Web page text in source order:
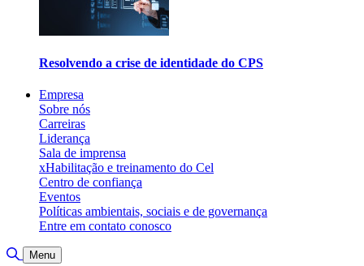
Resolvendo a crise de identidade do CPS
Empresa
Sobre nós
Carreiras
Liderança
Sala de imprensa
xHabilitação e treinamento do Cel
Centro de confiança
Eventos
Políticas ambientais, sociais e de governança
Entre em contato conosco
Alternar pesquisa
Menu